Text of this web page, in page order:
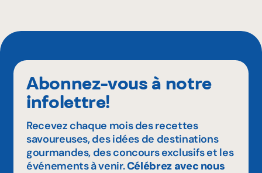
Abonnez-vous à notre
infolettre!
Recevez chaque mois des recettes
savoureuses, des idées de destinations
gourmandes, des concours exclusifs et les
événements à venir.Célébrez avec nous